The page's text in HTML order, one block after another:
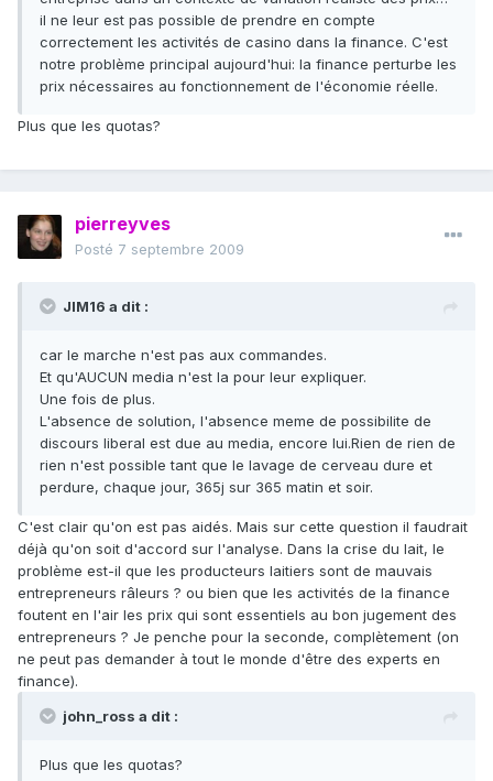
il ne leur est pas possible de prendre en compte
correctement les activités de casino dans la finance. C'est
notre problème principal aujourd'hui: la finance perturbe les
prix nécessaires au fonctionnement de l'économie réelle.
Plus que les quotas?
pierreyves
Posté 7 septembre 2009
JIM16 a dit :
car le marche n'est pas aux commandes.
Et qu'AUCUN media n'est la pour leur expliquer.
Une fois de plus.
L'absence de solution, l'absence meme de possibilite de
discours liberal est due au media, encore lui.Rien de rien de
rien n'est possible tant que le lavage de cerveau dure et
perdure, chaque jour, 365j sur 365 matin et soir.
C'est clair qu'on est pas aidés. Mais sur cette question il faudrait
déjà qu'on soit d'accord sur l'analyse. Dans la crise du lait, le
problème est-il que les producteurs laitiers sont de mauvais
entrepreneurs râleurs ? ou bien que les activités de la finance
foutent en l'air les prix qui sont essentiels au bon jugement des
entrepreneurs ? Je penche pour la seconde, complètement (on
ne peut pas demander à tout le monde d'être des experts en
finance).
john_ross a dit :
Plus que les quotas?